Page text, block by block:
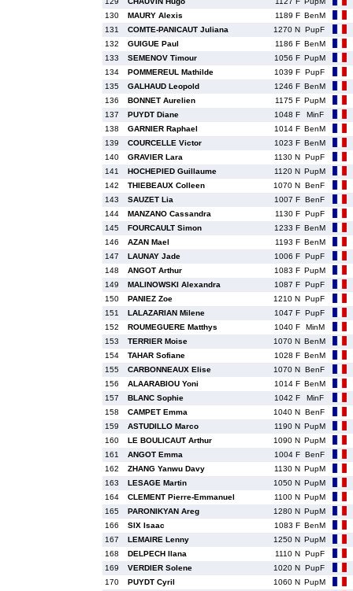
130
MAURY Alexis 1189 F BenM
131
COMTE-PANICAUT Juliana 1270 N PupF
132
GUIGUE Paul 1186 F BenM
133
SEMENOV Timour 1056 F PupM
134
POMMEREUL Mathilde 1039 F PupF
135
GALHAUD Leopold 1246 F BenM
136
BONNET Aurelien 1175 F PupM
137
PUYDT Diane 1048 F
MinF
138
GARNIER Raphael 1014 F BenM
139
COURCELLE Victor 1023 F BenM
140
GRAVIER Lara 1130 N PupF
141
HOCHEPIED Guillaume 1120 N PupM
142
THIEBEAUX Colleen 1070 N BenF
143
SAUZET Lia 1007 F BenF
144
MANZANO Cassandra 1130 F PupF
145
FOURCAULT Simon 1233 F BenM
146
AZAN Mael 1193 F BenM
147
LAUNAY Jade 1006 F PupF
148
ANGOT Arthur 1083 F PupM
149
MALINOWSKI Alexandra 1087 F PupF
150
PANIEZ Zoe 1210 N PupF
151
LALAZARIAN Milene 1047 F PupF
152
ROUMEGUERE Matthys 1040 F
MinM
153
TERRIER Moise 1070 N BenM
154
TAHAR Sofiane 1028 F BenM
155
CARBONNEAUX Elise 1070 N BenF
156
ALAARABIOU Yoni 1014 F BenM
157
BLANC Sophie 1042 F
MinF
158
CAMPET Emma 1040 N BenF
159
ASTUDILLO Marco 1190 N PupM
160
LE BOULICAUT Arthur 1090 N PupM
161
ANGOT Emma 1004 F BenF
162
ZHANG Yanwu Davy 1130 N PupM
163
LESAGE Martin 1050 N PupM
164
CLEMENT Pierre-Emmanuel 1100 N PupM
165
PARONIKYAN Areg 1280 N PupM
166
SIX Isaac 1083 F BenM
167
LEMAIRE Lenny 1250 N PupM
168
DELPECH Ilana 1110 N PupF
169
VERDIER Solene 1020 N PupF
170
PUYDT Cyril 1060 N PupM